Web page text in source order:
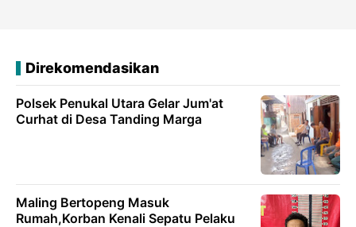
Direkomendasikan
Polsek Penukal Utara Gelar Jum'at
Curhat di Desa Tanding Marga
Maling Bertopeng Masuk
Rumah,Korban Kenali Sepatu Pelaku